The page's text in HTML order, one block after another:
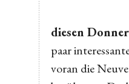
diesen
paar
voran die